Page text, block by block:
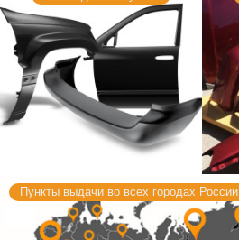
Пункты выдачи во всех городах России